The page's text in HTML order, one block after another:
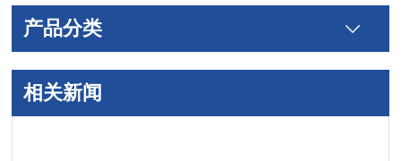
产品分类
相关新闻